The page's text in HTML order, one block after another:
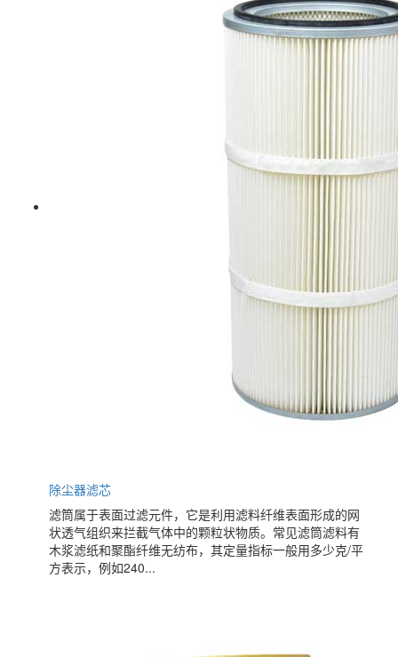
除尘器滤芯
滤筒属于表面过滤元件，它是利用滤料纤维表面形成的网
状透气组织来拦截气体中的颗粒状物质。常见滤筒滤料有
木浆滤纸和聚酯纤维无纺布，其定量指标一般用多少克/平
方表示，例如240...